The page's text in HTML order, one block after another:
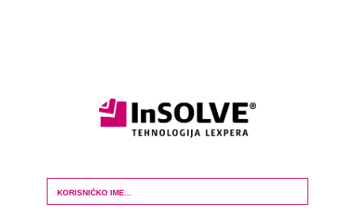
Login Form